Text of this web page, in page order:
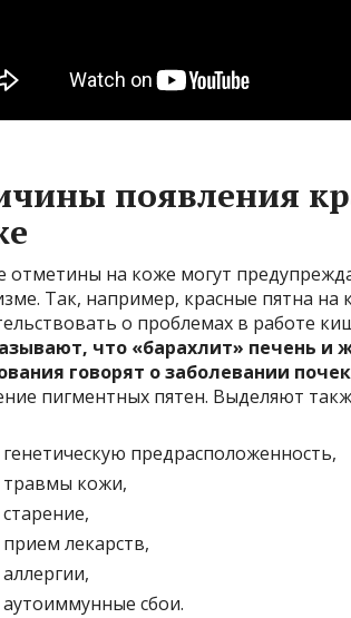
появления
отметины на коже могут
Так, например, красные пятна
о проблемах в работе
что «барахлит» печень
говорят о заболевании
пигментных пятен. Выделяют
генетическую предрасположенность,
травмы кожи,
старение,
прием лекарств,
аллергии,
аутоиммунные сбои.